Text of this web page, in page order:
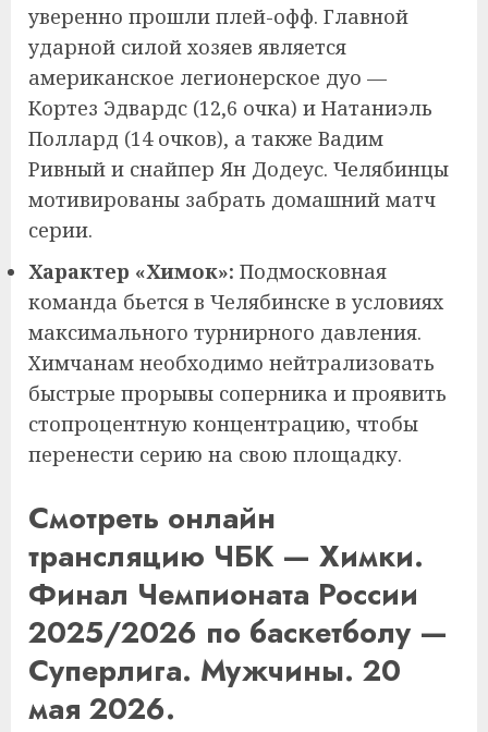
уверенно прошли плей-офф. Главной
ударной силой хозяев является
американское легионерское дуо —
Кортез Эдвардс (12,6 очка) и Натаниэль
Поллард (14 очков), а также Вадим
Ривный и снайпер Ян Додеус. Челябинцы
мотивированы забрать домашний матч
серии.
Характер «Химок»: Подмосковная
команда бьется в Челябинске в условиях
максимального турнирного давления.
Химчанам необходимо нейтрализовать
быстрые прорывы соперника и проявить
стопроцентную концентрацию, чтобы
перенести серию на свою площадку.
Смотреть онлайн
трансляцию ЧБК — Химки.
Финал Чемпионата России
2025/2026 по баскетболу —
Суперлига. Мужчины. 20
мая 2026.